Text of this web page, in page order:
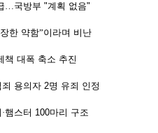
…국방부 "계획 없음"
한 약함”이라며 비난
책 대폭 축소 추진
용의자 2명 유죄 인정
·햄스터 100마리 구조